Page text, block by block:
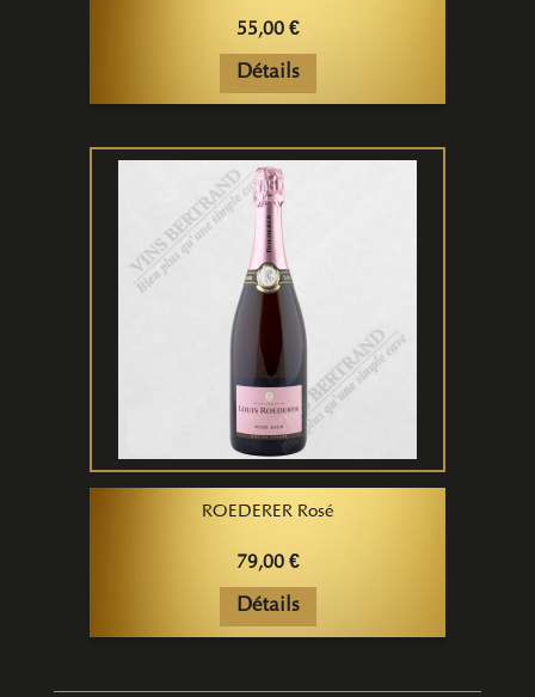
55,00 €
Détails
ROEDERER Rosé
79,00 €
Détails